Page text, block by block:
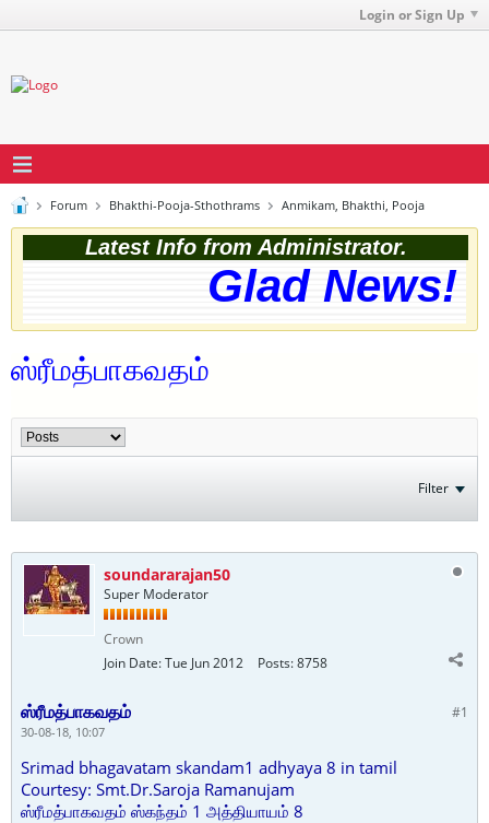
Login or Sign Up
Forum Bhakthi-Pooja-Sthothrams Anmikam, Bhakthi, Pooja
Latest Info from Administrator.
Glad News!
ஸ்ரீமத்பாகவதம்
Filter
soundararajan50
Super Moderator
Crown
Join Date:Tue Jun 2012 Posts:8758
#1
ஸ்ரீமத்பாகவதம்
30-08-18, 10:07
Srimad bhagavatam skandam1 adhyaya 8 in tamil
Courtesy: Smt.Dr.Saroja Ramanujam
ஸ்ரீமத்பாகவதம் ஸ்கந்தம் 1 அத்தியாயம் 8